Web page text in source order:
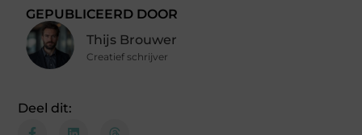
GEPUBLICEERD DOOR
Thijs Brouwer
Creatief schrijver
Deel dit: